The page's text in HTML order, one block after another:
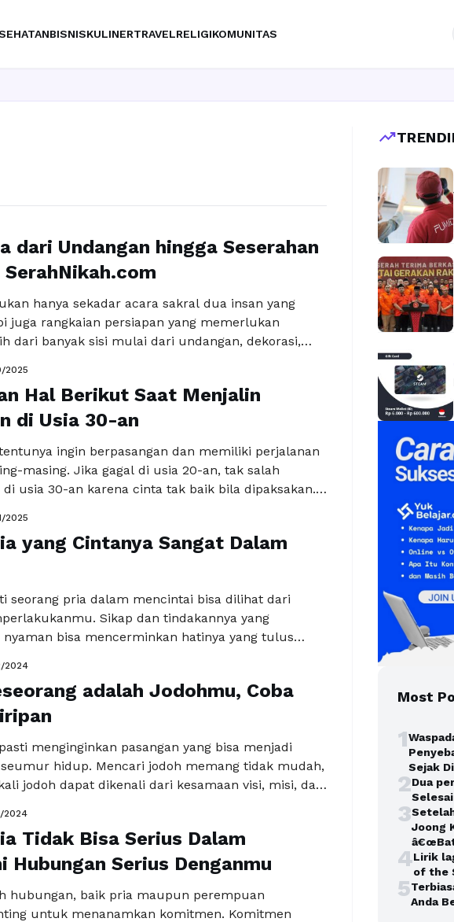
BISNISKULINERTRAVELRELIGIKOMUNITAS
dari Undangan hingga Seserahan
SerahNikah.com
hanya sekadar acara sakral dua insan yang
juga rangkaian persiapan yang memerlukan
dari banyak sisi mulai dari undangan, dekorasi,
ini kita akan membahas khusus tentang dua
undangan nikah dari situs seperti
(yang menjadi contoh layanan undangan …
2025
Hal Berikut Saat Menjalin
di Usia 30-an
ingin berpasangan dan memiliki perjalanan
masing. Jika gagal di usia 20-an, tak salah
di usia 30-an karena cinta tak baik bila dipaksakan.
romantis, ada beberapa hal yang perlu
mulai berkencan. Nah, seperti apa? Yuk, …
2025
yang Cintanya Sangat Dalam
seorang pria dalam mencintai bisa dilihat dari
Sikap dan tindakannya yang
bisa mencerminkan hatinya yang tulus
Cinta seorang pria yang sangat dalam bisa
perhatian dan sikapnya yang penuh kasih
pujaannya. Biasanya tampak dalam lima
2024
adalah Jodohmu, Coba
menginginkan pasangan yang bisa menjadi
hidup. Mencari jodoh memang tidak mudah,
jodoh dapat dikenali dari kesamaan visi, misi, dan
kuat dan bertahan lama, meskipun setiap
dinamika dan karakternya masing-masing.
kita bisa mengetahui bahwa seseorang …
2024
Tidak Bisa Serius Dalam
Hubungan Serius Denganmu
hubungan, baik pria maupun perempuan
untuk menanamkan komitmen. Komitmen
trending_up
Most
1
Sejak
2Dua
3Joong
4Lirik
of the
5Anda